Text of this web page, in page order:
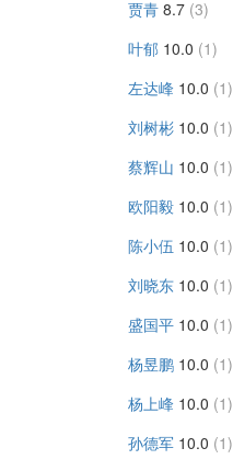
贾青 8.7 (3)
叶郁 10.0 (1)
左达峰 10.0 (1)
刘树彬 10.0 (1)
蔡辉山 10.0 (1)
欧阳毅 10.0 (1)
陈小伍 10.0 (1)
刘晓东 10.0 (1)
盛国平 10.0 (1)
杨昱鹏 10.0 (1)
杨上峰 10.0 (1)
孙德军 10.0 (1)